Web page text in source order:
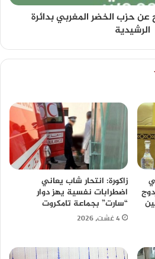
حزب الخضر المغربي بدائرة
الرشيدية
زاكورة: انتحار شاب يعاني
اضطرابات نفسية يهز دوار
“سارت” بجماعة تامكروت
4 غشت، 2026